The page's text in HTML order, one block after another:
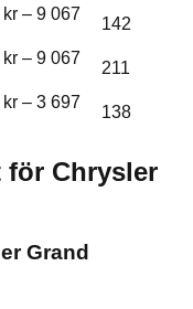
kr – 9 067
142
kr – 9 067
211
kr – 3 697
138
för Chrysler
Grand